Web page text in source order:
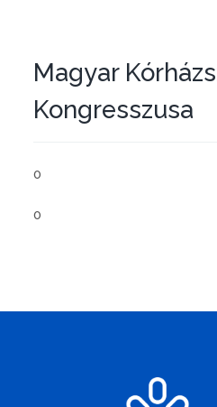
Magyar
Kongresszusa
0
0